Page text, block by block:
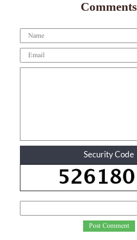
Comments
Security Code
Post Comment